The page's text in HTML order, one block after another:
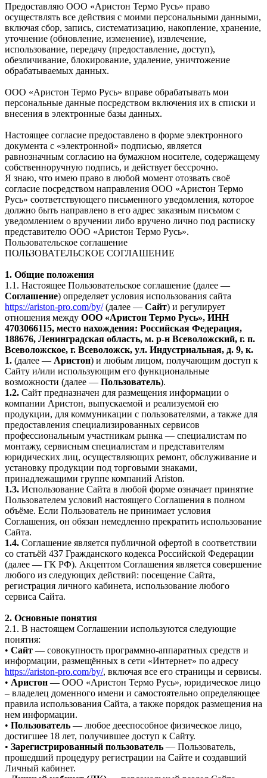
Предоставляю ООО «Аристон Термо Русь» право
осуществлять все действия с моими персональными данными,
включая сбор, запись, систематизацию, накопление, хранение,
уточнение (обновление, изменение), извлечение,
использование, передачу (предоставление, доступ),
обезличивание, блокирование, удаление, уничтожение
обрабатываемых данных.
ООО «Аристон Термо Русь» вправе обрабатывать мои
персональные данные посредством включения их в списки и
внесения в электронные базы данных.
Настоящее согласие предоставлено в форме электронного
документа с «электронной» подписью, является
равнозначным согласию на бумажном носителе, содержащему
собственноручную подпись, и действует бессрочно.
Я знаю, что имею право в любой момент отозвать своё
согласие посредством направления ООО «Аристон Термо
Русь» соответствующего письменного уведомления, которое
должно быть направлено в его адрес заказным письмом с
уведомлением о вручении либо вручено лично под расписку
представителю ООО «Аристон Термо Русь».
Пользовательское соглашение
ПОЛЬЗОВАТЕЛЬСКОЕ СОГЛАШЕНИЕ
1. Общие положения
1.1. Настоящее Пользовательское соглашение (далее —
Соглашение) определяет условия использования сайта
https://ariston-pro.com/by/(далее — Сайт) и регулирует
отношения между ООО «Аристон Термо Русь», ИНН
4703066115, место нахождения: Российская Федерация,
188676, Ленинградская область, м. р-н Всеволожский, г. п.
Всеволожское, г. Всеволожск, ул. Индустриальная, д. 9, к.
1. (далее — Аристон) и любым лицом, получающим доступ к
Сайту и/или использующим его функциональные
возможности (далее — Пользователь).
1.2. Сайт предназначен для размещения информации о
компании Аристон, выпускаемой и реализуемой ею
продукции, для коммуникации с пользователями, а также для
предоставления специализированных сервисов
профессиональным участникам рынка — специалистам по
монтажу, сервисным специалистам и представителям
юридических лиц, осуществляющих ремонт, обслуживание и
установку продукции под торговыми знаками,
принадлежащими группе компаний Ariston.
1.3. Использование Сайта в любой форме означает принятие
Пользователем условий настоящего Соглашения в полном
объёме. Если Пользователь не принимает условия
Соглашения, он обязан немедленно прекратить использование
Сайта.
1.4. Соглашение является публичной офертой в соответствии
со статьёй 437 Гражданского кодекса Российской Федерации
(далее — ГК РФ). Акцептом Соглашения является совершение
любого из следующих действий: посещение Сайта,
регистрация личного кабинета, использование любого
сервиса Сайта.
2. Основные понятия
2.1. В настоящем Соглашении используются следующие
понятия:
• Сайт — совокупность программно-аппаратных средств и
информации, размещённых в сети «Интернет» по адресу
https://ariston-pro.com/by/, включая все его страницы и сервисы.
• Аристон — ООО «Аристон Термо Русь», юридическое лицо
– владелец доменного имени и самостоятельно определяющее
правила использования Сайта, а также порядок размещения на
нем информации.
• Пользователь — любое дееспособное физическое лицо,
достигшее 18 лет, получившее доступ к Сайту.
• Зарегистрированный пользователь — Пользователь,
прошедший процедуру регистрации на Сайте и создавший
Личный кабинет.